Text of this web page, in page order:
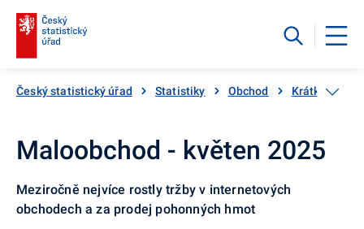
Český statistický úřad Statistiky Obchod Krátkodobé
Maloobchod - květen 2025
Meziročně nejvíce rostly tržby v internetových
obchodech a za prodej pohonných hmot